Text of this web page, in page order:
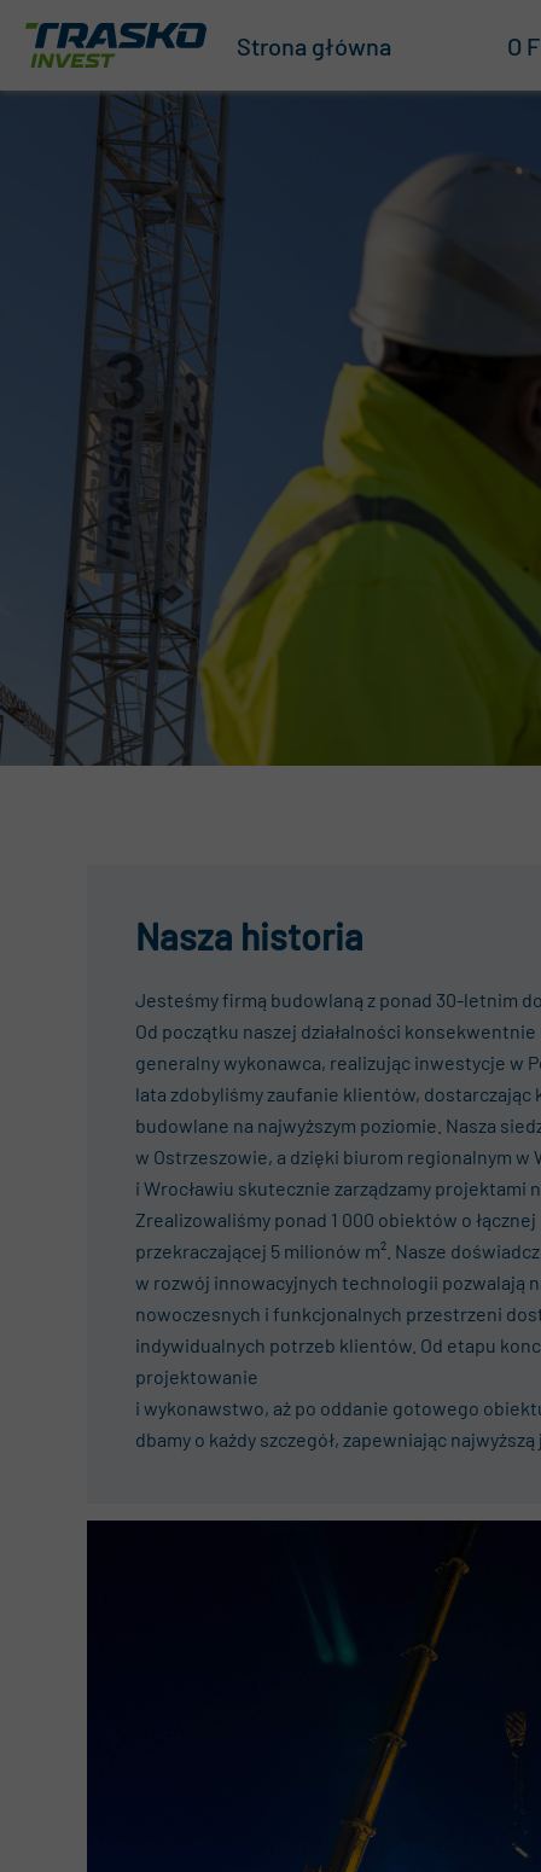
Strona główna O
ISO
Nasza historia
Jesteśmy firmą budowlaną z ponad 30-letnim
Od początku naszej działalności
generalny wykonawca, realizując inwestycje w
lata zdobyliśmy zaufanie klientów, dostarczając
budowlane na najwyższym poziomie. Nasza
w Ostrzeszowie, a dzięki biurom regionalnym w
i Wrocławiu skutecznie zarządzamy projektami
Zrealizowaliśmy ponad 1 000 obiektów o
przekraczającej 5 milionów m². Nasze
w rozwój innowacyjnych technologii pozwalają
nowoczesnych i funkcjonalnych przestrzeni
indywidualnych potrzeb klientów. Od etapu
projektowanie
i wykonawstwo, aż po oddanie gotowego
dbamy o każdy szczegół, zapewniając